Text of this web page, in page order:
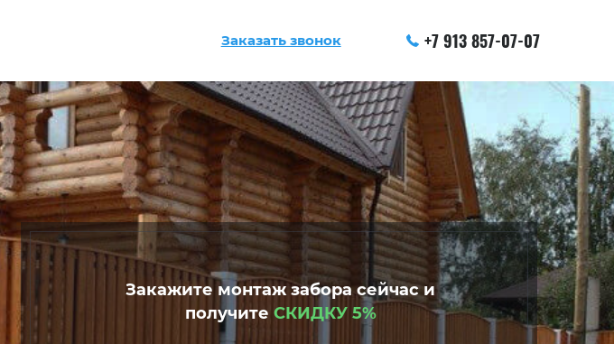
Заказать звонок +7 913 857-07-07
Закажите монтаж забора сейчас и
получите СКИДКУ 5%